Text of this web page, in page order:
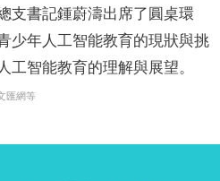
支書記鍾蔚濤出席了圓桌環
少年人工智能教育的現狀與挑
工智能教育的理解與展望。
匯網等